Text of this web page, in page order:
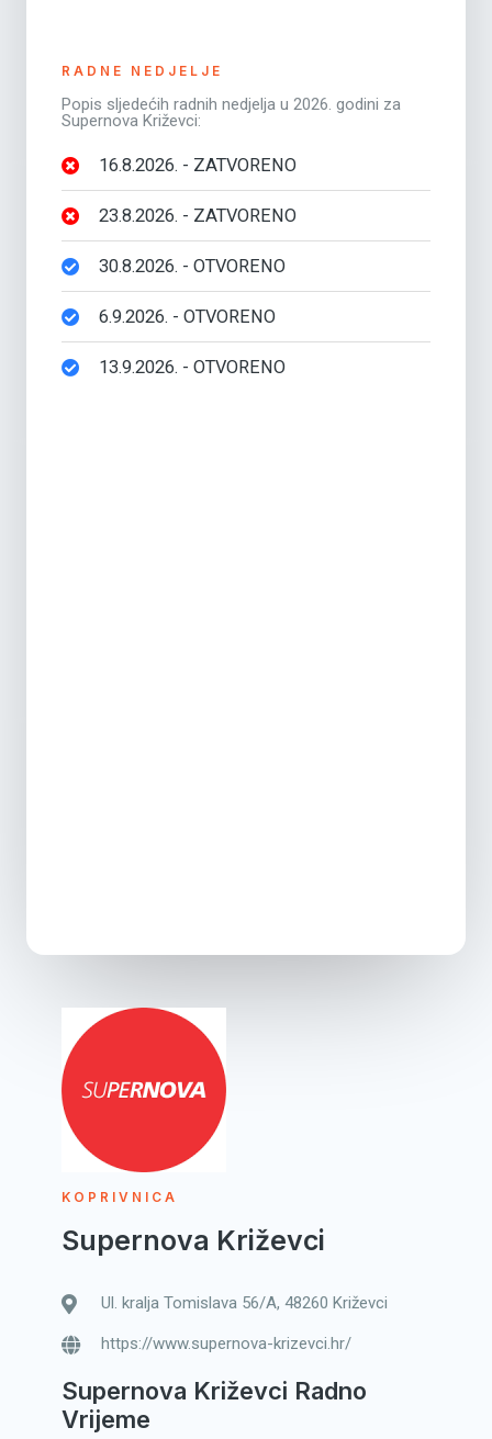
RADNE NEDJELJE
Popis sljedećih radnih nedjelja u 2026. godini za
Supernova Križevci:
16.8.2026. - ZATVORENO
23.8.2026. - ZATVORENO
30.8.2026. - OTVORENO
6.9.2026. - OTVORENO
13.9.2026. - OTVORENO
KOPRIVNICA
Supernova Križevci
Ul. kralja Tomislava 56/A, 48260 Križevci
https://www.supernova-krizevci.hr/
Supernova Križevci Radno
Vrijeme